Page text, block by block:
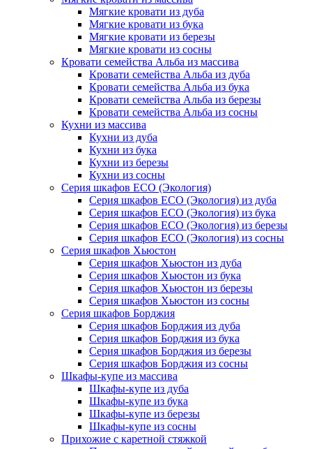
Мягкие кровати из дуба
Мягкие кровати из бука
Мягкие кровати из березы
Мягкие кровати из сосны
Кровати семейства Альба из массива
Кровати семейства Альба из дуба
Кровати семейства Альба из бука
Кровати семейства Альба из березы
Кровати семейства Альба из сосны
Кухни из массива
Кухни из дуба
Кухни из бука
Кухни из березы
Кухни из сосны
Серия шкафов ECO (Экология)
Серия шкафов ECO (Экология) из дуба
Серия шкафов ECO (Экология) из бука
Серия шкафов ECO (Экология) из березы
Серия шкафов ECO (Экология) из сосны
Серия шкафов Хьюстон
Серия шкафов Хьюстон из дуба
Серия шкафов Хьюстон из бука
Серия шкафов Хьюстон из березы
Серия шкафов Хьюстон из сосны
Серия шкафов Борджия
Серия шкафов Борджия из дуба
Серия шкафов Борджия из бука
Серия шкафов Борджия из березы
Серия шкафов Борджия из сосны
Шкафы-купе из массива
Шкафы-купе из дуба
Шкафы-купе из бука
Шкафы-купе из березы
Шкафы-купе из сосны
Прихожие с каретной стяжкой